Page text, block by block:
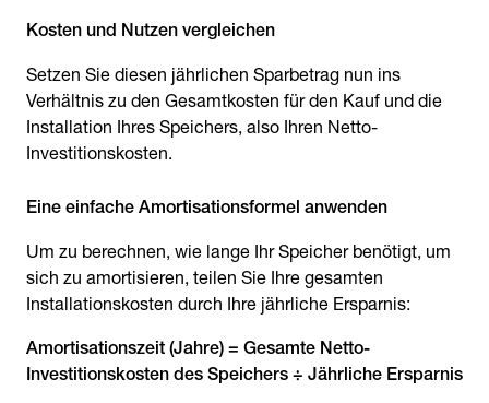
Kosten und Nutzen vergleichen
Setzen Sie diesen jährlichen Sparbetrag nun ins
Verhältnis zu den Gesamtkosten für den Kauf und die
Installation Ihres Speichers, also Ihren Netto-
Investitionskosten.
Eine einfache Amortisationsformel anwenden
Um zu berechnen, wie lange Ihr Speicher benötigt, um
sich zu amortisieren, teilen Sie Ihre gesamten
Installationskosten durch Ihre jährliche Ersparnis:
Amortisationszeit (Jahre) = Gesamte Netto-
Investitionskosten des Speichers ÷ Jährliche Ersparnis